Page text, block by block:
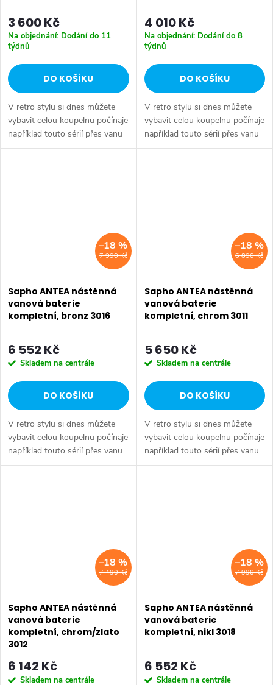
3 600 Kč
Na objednání: Dodání do 11
týdnů
DO KOŠÍKU
V retro stylu si dnes můžete
vybavit celou koupelnu počínaje
například touto sérií přes vanu
Retro, doplňky Diamond až po
4 010 Kč
Na objednání: Dodání do 8
týdnů
DO KOŠÍKU
V retro stylu si dnes můžete
vybavit celou koupelnu počínaje
například touto sérií přes vanu
Retro, doplňky Diamond až po
7 990 Kč
–18 %
Sapho ANTEA nástěnná
vanová baterie
kompletní, bronz 3016
6 552 Kč
Skladem na centrále
DO KOŠÍKU
V retro stylu si dnes můžete
vybavit celou koupelnu počínaje
například touto sérií přes vanu
Retro, doplňky Diamond až po
6 890 Kč
–18 %
Sapho ANTEA nástěnná
vanová baterie
kompletní, chrom 3011
5 650 Kč
Skladem na centrále
DO KOŠÍKU
V retro stylu si dnes můžete
vybavit celou koupelnu počínaje
například touto sérií přes vanu
Retro, doplňky Diamond až po
7 490 Kč
–18 %
Sapho ANTEA nástěnná
vanová baterie
kompletní, chrom/zlato
3012
6 142 Kč
Skladem na centrále
7 990 Kč
–18 %
Sapho ANTEA nástěnná
vanová baterie
kompletní, nikl 3018
6 552 Kč
Skladem na centrále